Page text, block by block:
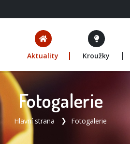
Aktuality Kroužky
Fotogalerie
Hlavní strana Fotogalerie